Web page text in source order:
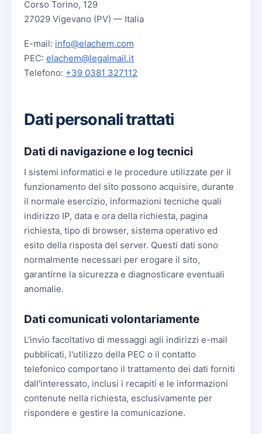
Corso Torino, 129
27029 Vigevano (PV) — Italia
E-mail: info@elachem.com
PEC: elachem@legalmail.it
Telefono: +39 0381 327112
Dati personali trattati
Dati di navigazione e log tecnici
I sistemi informatici e le procedure utilizzate per il
funzionamento del sito possono acquisire, durante
il normale esercizio, informazioni tecniche quali
indirizzo IP, data e ora della richiesta, pagina
richiesta, tipo di browser, sistema operativo ed
esito della risposta del server. Questi dati sono
normalmente necessari per erogare il sito,
garantirne la sicurezza e diagnosticare eventuali
anomalie.
Dati comunicati volontariamente
L'invio facoltativo di messaggi agli indirizzi e-mail
pubblicati, l'utilizzo della PEC o il contatto
telefonico comportano il trattamento dei dati forniti
dall'interessato, inclusi i recapiti e le informazioni
contenute nella richiesta, esclusivamente per
rispondere e gestire la comunicazione.